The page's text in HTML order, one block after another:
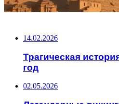
14.02.2026
Трагическая
год
02.05.2026